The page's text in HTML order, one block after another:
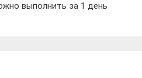
выполнить за 1 день